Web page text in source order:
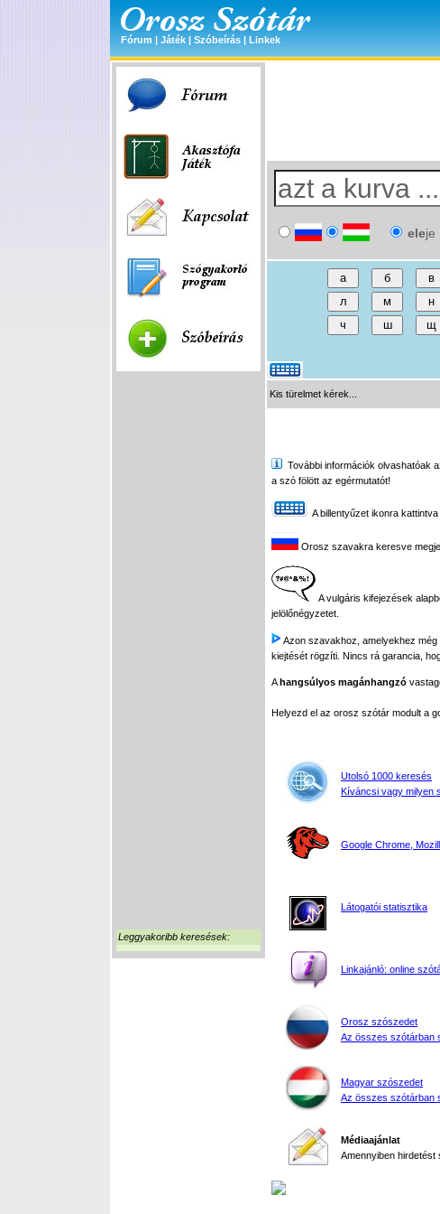
Fórum | Játék | Szóbeírás | Linkek
Leggyakoribb keresések:
eleje
Kis türelmet kérek...
További információk olvashatóak
a szó fölött az egérmutatót!
A billentyűzet ikonra kattintva
Orosz szavakra keresve
A vulgáris kifejezések
jelölőnégyzetet.
Azon szavakhoz, amelyekhez
kiejtését rögzíti. Nincs rá garancia,
Ahangsúlyos magánhangzó
Helyezd el az orosz szótár modult a
Utolsó 1000 keresés
Kíváncsi vagy milyen
Google Chrome,
Látogatói statisztika
Linkajánló: online
Orosz szószedet
Az összes szótárban
Magyar szószedet
Az összes szótárban
Médiaajánlat
Amennyiben hirdetést